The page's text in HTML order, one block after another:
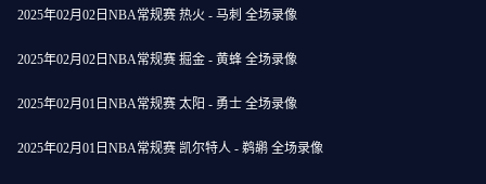
2025年02月02日NBA常规赛 热火 - 马刺 全场录像
2025年02月02日NBA常规赛 掘金 - 黄蜂 全场录像
2025年02月01日NBA常规赛 太阳 - 勇士 全场录像
2025年02月01日NBA常规赛 凯尔特人 - 鹈鹕 全场录像